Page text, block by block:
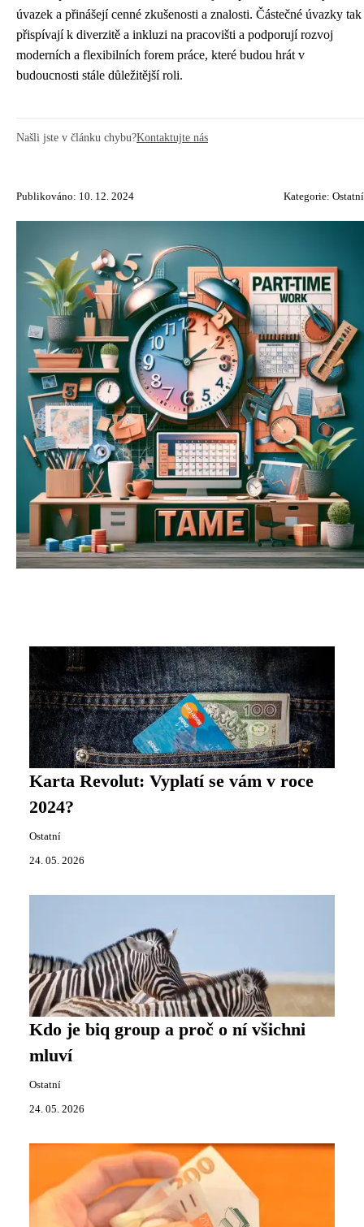
úvazek a přinášejí cenné zkušenosti a znalosti. Částečné úvazky tak
přispívají k diverzitě a inkluzi na pracovišti a podporují rozvoj
moderních a flexibilních forem práce, které budou hrát v
budoucnosti stále důležitější roli.
Našli jste v článku chybu?Kontaktujte nás
Publikováno: 10. 12. 2024 Kategorie: Ostatní
Karta Revolut: Vyplatí se vám v roce
2024?
Ostatní
24. 05. 2026
Kdo je biq group a proč o ní všichni
mluví
Ostatní
24. 05. 2026